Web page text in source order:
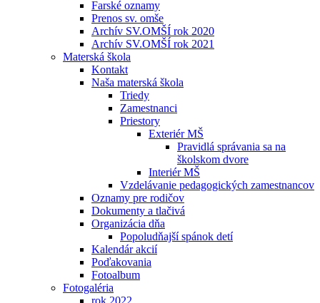
Farské oznamy
Prenos sv. omše
Archív SV.OMŠÍ rok 2020
Archív SV.OMŠÍ rok 2021
Materská škola
Kontakt
Naša materská škola
Triedy
Zamestnanci
Priestory
Exteriér MŠ
Pravidlá správania sa na
školskom dvore
Interiér MŠ
Vzdelávanie pedagogických zamestnancov
Oznamy pre rodičov
Dokumenty a tlačivá
Organizácia dňa
Popoludňajší spánok detí
Kalendár akcií
Poďakovania
Fotoalbum
Fotogaléria
rok 2022